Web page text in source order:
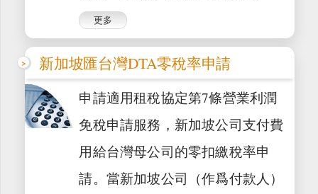
更多
新加坡匯台灣DTA零稅率申請
申請適用租稅協定第7條營業利潤
免稅申請服務，新加坡公司支付費
用給台灣母公司的零扣繳稅率申
請。當新加坡公司（作爲付款人）